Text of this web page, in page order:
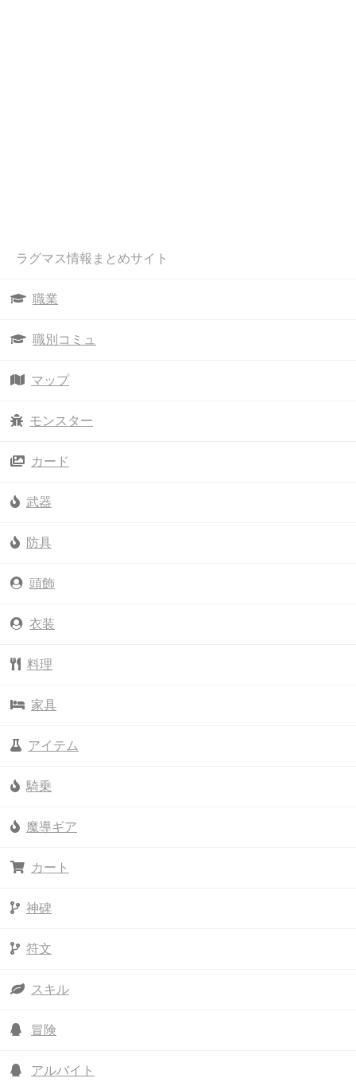
ラグマス情報まとめサイト
職業
職別コミュ
マップ
モンスター
カード
武器
防具
頭飾
衣装
料理
家具
アイテム
騎乗
魔導ギア
カート
神碑
符文
スキル
冒険
アルバイト